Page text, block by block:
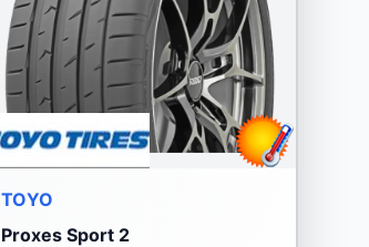
TOYO
Proxes Sport 2